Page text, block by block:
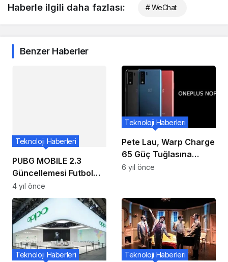
Haberle ilgili daha fazlası: # WeChat
Benzer Haberler
PUBG MOBILE 2.3
Güncellemesi Futbol
Temalı Eşyalar,
Etkinlikler, Yenilenmiş
Oyun Modu, Global
Chicken Cup ve Messi
ile Futbola
Doyacağımız Yenilikler
ile Geliyor
Teknoloji Haberleri
4 yıl önce
Pete Lau, Warp Charge
65 Güç Tuğlasına
Erken Bir Bakış Attı
Teknoloji Haberleri
6 yıl önce
Teknoloji Haberleri Teknoloji Haberleri